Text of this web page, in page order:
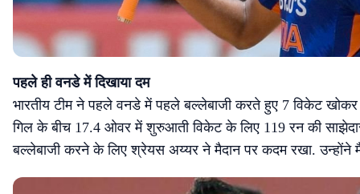
पहले ही वनडे में दिखाया दम
भारतीय टीम ने पहले वनडे में पहले बल्लेबाजी करते हुए 7 विकेट
गिल के बीच 17.4 ओवर में शुरुआती विकेट के लिए 119 रन की
बल्लेबाजी करने के लिए श्रेयस अय्यर ने मैदान पर कदम रखा. उन्होंने